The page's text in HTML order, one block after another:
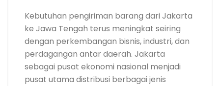
Kebutuhan pengiriman barang dari Jakarta
ke Jawa Tengah terus meningkat seiring
dengan perkembangan bisnis, industri, dan
perdagangan antar daerah. Jakarta
sebagai pusat ekonomi nasional menjadi
pusat utama distribusi berbagai jenis